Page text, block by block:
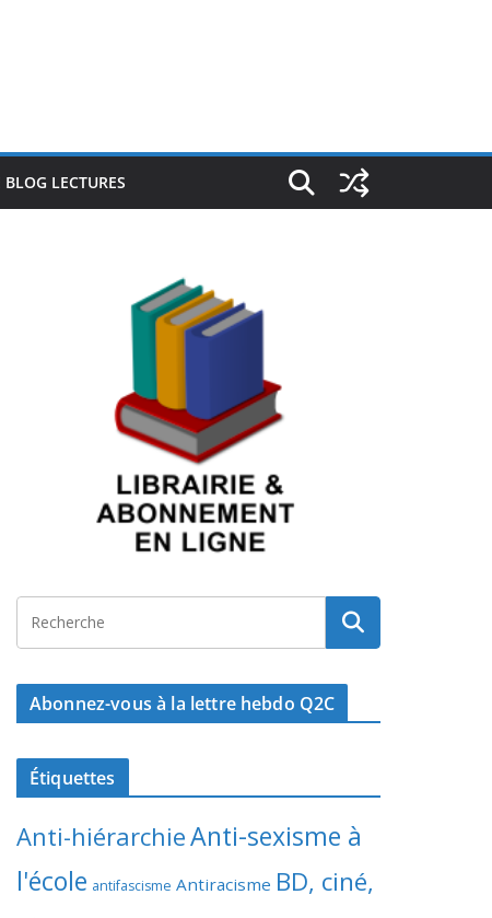
LECTURES
Abonnez-vous à la lettre hebdo Q2C
Étiquettes
Anti-hiérarchieAnti-sexisme à
l'école antifascisme Antiracisme BD, ciné,